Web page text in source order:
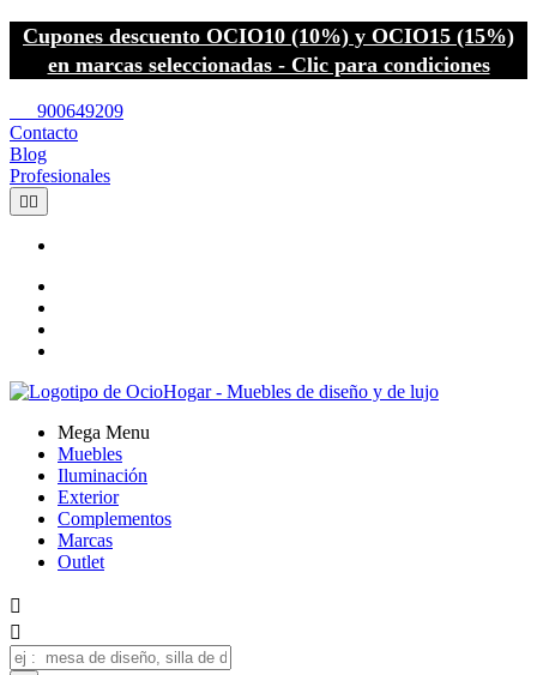
Cupones descuento OCIO10 (10%) y OCIO15 (15%)
en marcas seleccionadas - Clic para condiciones
900649209
Contacto
Blog
Profesionales
 
Mega Menu
Muebles
Iluminación
Exterior
Complementos
Marcas
Outlet

